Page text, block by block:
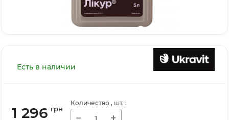
Есть в наличии
1 296 грн
Количество , шт. :